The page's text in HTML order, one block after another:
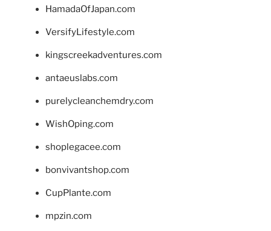
HamadaOfJapan.com
VersifyLifestyle.com
kingscreekadventures.com
antaeuslabs.com
purelycleanchemdry.com
WishOping.com
shoplegacee.com
bonvivantshop.com
CupPlante.com
mpzin.com